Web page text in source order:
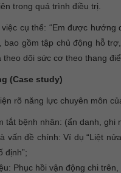
trong quá trình điều trị.
cụ thể: “Em được hướng
bao gồm tập chủ động hỗ
theo dõi sức cơ theo thang
(Case study)
rõ năng lực chuyên môn
tắt bệnh nhân: (ẩn danh, ghi
vấn đề chính: Ví dụ “Liệt
định”;
Phục hồi vận động chi